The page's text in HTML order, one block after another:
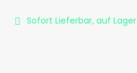
 Sofort Lieferbar, auf Lager